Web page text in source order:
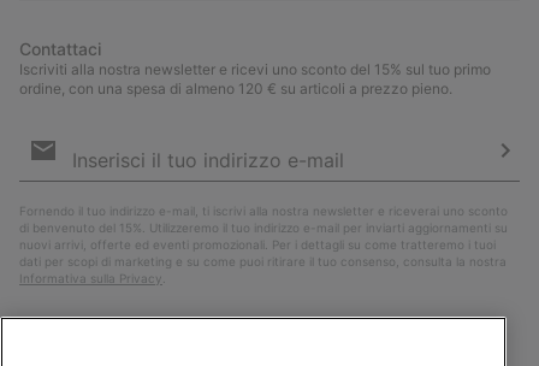
Contattaci
Iscriviti alla nostra newsletter e ricevi uno sconto del 15% sul tuo primo
ordine, con una spesa di almeno 120 € su articoli a prezzo pieno.
e-
Fornendo il tuo indirizzo e-mail, ti iscrivi alla nostra newsletter e riceverai uno sconto
di benvenuto del 15%. Utilizzeremo il tuo indirizzo e-mail per inviarti aggiornamenti su
nuovi arrivi, offerte ed eventi promozionali. Per i dettagli su come tratteremo i tuoi
dati per scopi di marketing e su come puoi ritirare il tuo consenso, consulta la nostra
Informativa sulla Privacy